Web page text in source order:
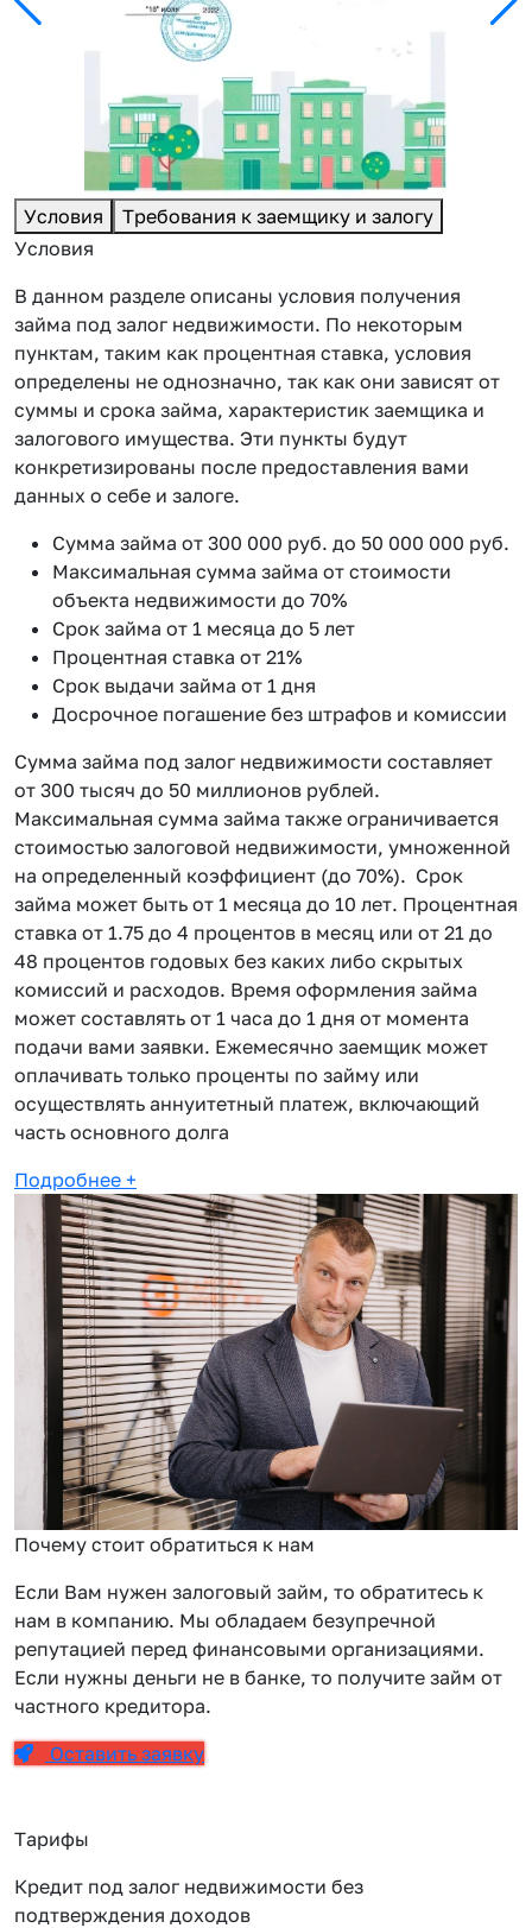
Условия
Требования к заемщику и залогу
Условия
В данном разделе описаны условия получения
займа под залог недвижимости. По некоторым
пунктам, таким как процентная ставка, условия
определены не однозначно, так как они зависят от
суммы и срока займа, характеристик заемщика и
залогового имущества. Эти пункты будут
конкретизированы после предоставления вами
данных о себе и залоге.
Сумма займа от 300 000 руб. до 50 000 000 руб.
Максимальная сумма займа от стоимости
объекта недвижимости до 70%
Срок займа от 1 месяца до 5 лет
Процентная ставка от 21%
Срок выдачи займа от 1 дня
Досрочное погашение без штрафов и комиссии
Сумма займа под залог недвижимости составляет
от 300 тысяч до 50 миллионов рублей.
Максимальная сумма займа также ограничивается
стоимостью залоговой недвижимости, умноженной
на определенный коэффициент (до 70%). Срок
займа может быть от 1 месяца до 10 лет. Процентная
ставка от 1.75 до 4 процентов в месяц или от 21 до
48 процентов годовых без каких либо скрытых
комиссий и расходов. Время оформления займа
может составлять от 1 часа до 1 дня от момента
подачи вами заявки. Ежемесячно заемщик может
оплачивать только проценты по займу или
осуществлять аннуитетный платеж, включающий
часть основного долга
Подробнее +
Почему стоит обратиться к нам
Если Вам нужен залоговый займ, то обратитесь к
нам в компанию. Мы обладаем безупречной
репутацией перед финансовыми организациями.
Если нужны деньги не в банке, то получите займ от
частного кредитора.
Оставить заявку
Тарифы
Кредит под залог недвижимости без
подтверждения доходов